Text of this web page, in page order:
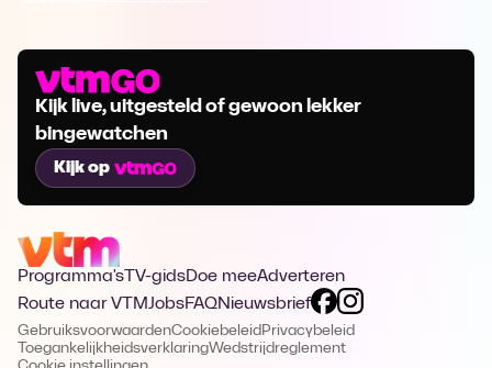
Kijk live, uitgesteld of gewoon lekker
bingewatchen
Kijk op
Programma's TV-gidsDoe meeAdverteren
Route naar VTMJobsFAQNieuwsbrief
GebruiksvoorwaardenCookiebeleid Privacybeleid
ToegankelijkheidsverklaringWedstrijdreglement